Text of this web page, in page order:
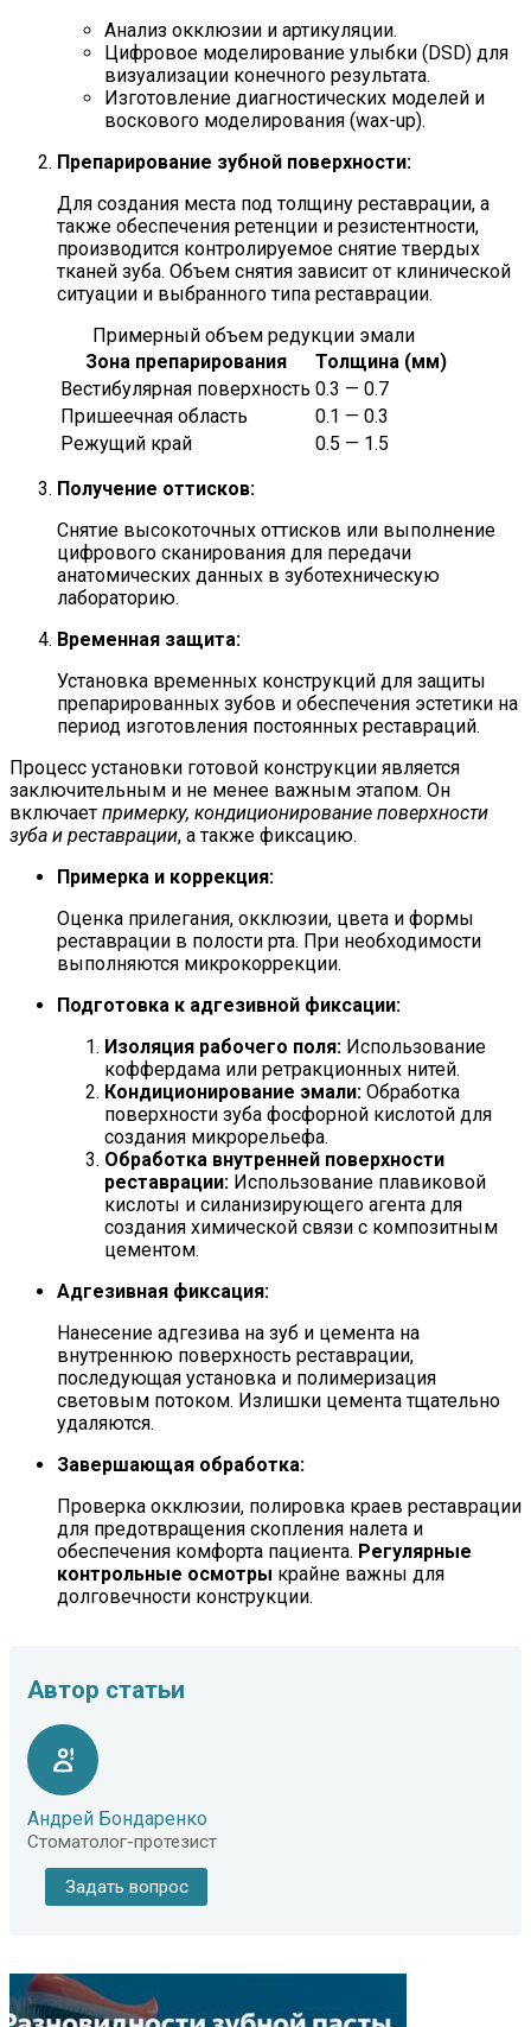
Анализ окклюзии и артикуляции.
Цифровое моделирование улыбки (DSD) для
визуализации конечного результата.
Изготовление диагностических моделей и
воскового моделирования (wax-up).
Препарирование зубной поверхности:
Для создания места под толщину реставрации, а
также обеспечения ретенции и резистентности,
производится контролируемое снятие твердых
тканей зуба. Объем снятия зависит от клинической
ситуации и выбранного типа реставрации.
Примерный объем редукции эмали
Зона препарирования
Толщина (мм)
Вестибулярная поверхность 0.3 — 0.7
Пришеечная область
0.1 — 0.3
Режущий край
0.5 — 1.5
Получение оттисков:
Снятие высокоточных оттисков или выполнение
цифрового сканирования для передачи
анатомических данных в зуботехническую
лабораторию.
Временная защита:
Установка временных конструкций для защиты
препарированных зубов и обеспечения эстетики на
период изготовления постоянных реставраций.
Процесс установки готовой конструкции является
заключительным и не менее важным этапом. Он
включает примерку, кондиционирование поверхности
зуба и реставрации, а также фиксацию.
Примерка и коррекция:
Оценка прилегания, окклюзии, цвета и формы
реставрации в полости рта. При необходимости
выполняются микрокоррекции.
Подготовка к адгезивной фиксации:
Изоляция рабочего поля: Использование
коффердама или ретракционных нитей.
Кондиционирование эмали: Обработка
поверхности зуба фосфорной кислотой для
создания микрорельефа.
Обработка внутренней поверхности
реставрации: Использование плавиковой
кислоты и силанизирующего агента для
создания химической связи с композитным
цементом.
Адгезивная фиксация:
Нанесение адгезива на зуб и цемента на
внутреннюю поверхность реставрации,
последующая установка и полимеризация
световым потоком. Излишки цемента тщательно
удаляются.
Завершающая обработка:
Проверка окклюзии, полировка краев реставрации
для предотвращения скопления налета и
обеспечения комфорта пациента. Регулярные
контрольные осмотры крайне важны для
долговечности конструкции.
Автор статьи
Андрей Бондаренко
Стоматолог-протезист
Задать вопрос